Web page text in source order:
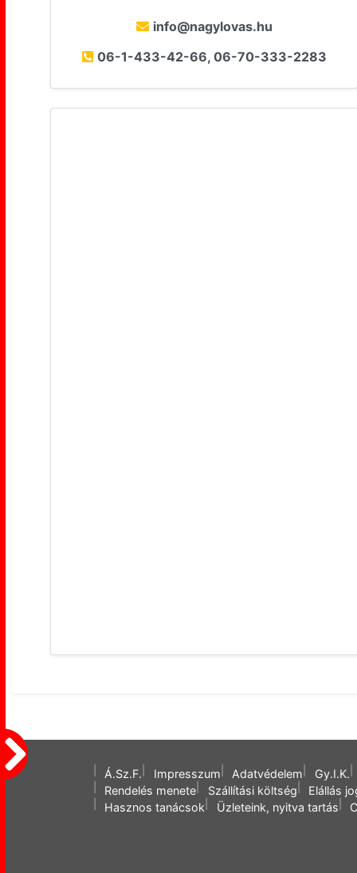
info@nagylovas.hu
06-1-433-42-66, 06-70-333-2283
Á.Sz.F. Impresszum Adatvédelem Gy.I.K.
Rendelés menete
Szállítási költség Elállás
Hasznos tanácsok
Üzleteink, nyitva tartás